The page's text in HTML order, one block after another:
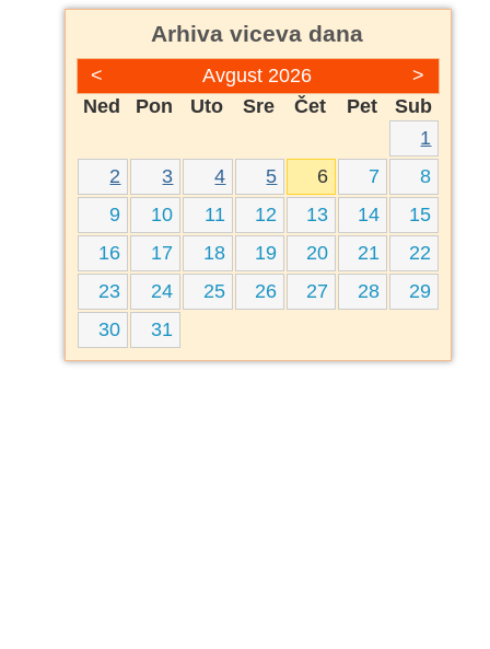
Arhiva viceva dana
< >
Avgust 2026
Ned
Pon Uto Sre Čet Pet
Sub
1
2
3 4 5 6 7
8
9
10 11 12 13 14
15
16
17 18 19 20 21
22
23
24 25 26 27 28
29
30
31